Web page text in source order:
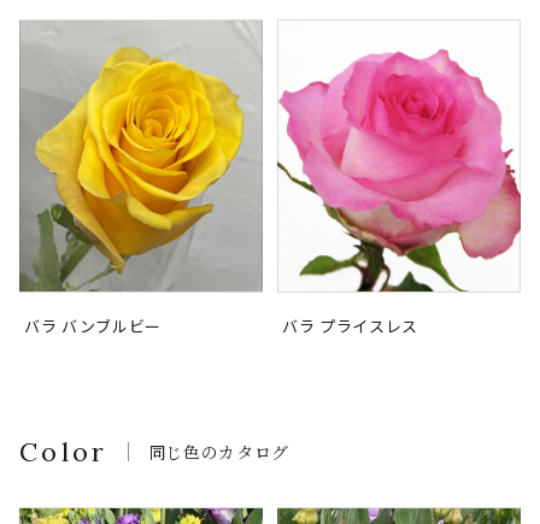
バラ バンブルビー バラ プライスレス
Color 同じ色のカタログ